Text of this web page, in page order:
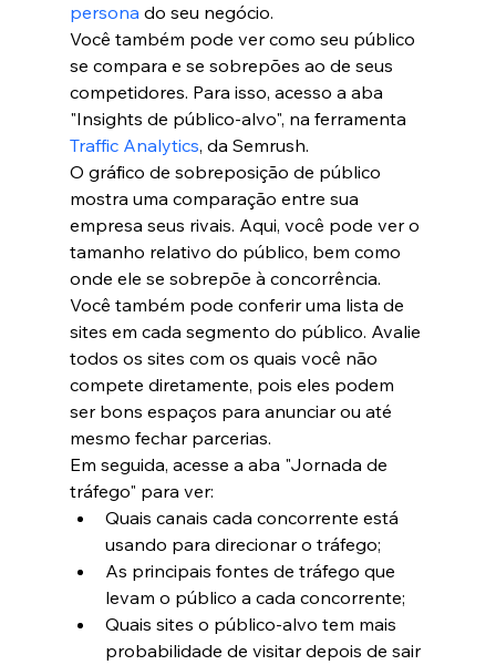
persona do seu negócio.
Você também pode ver como seu público
se compara e se sobrepões ao de seus
competidores. Para isso, acesso a aba
"Insights de público-alvo", na ferramenta
Traffic Analytics, da Semrush.
O gráfico de sobreposição de público
mostra uma comparação entre sua
empresa seus rivais. Aqui, você pode ver o
tamanho relativo do público, bem como
onde ele se sobrepõe à concorrência.
Você também pode conferir uma lista de
sites em cada segmento do público. Avalie
todos os sites com os quais você não
compete diretamente, pois eles podem
ser bons espaços para anunciar ou até
mesmo fechar parcerias.
Em seguida, acesse a aba "Jornada de
tráfego" para ver:
Quais canais cada concorrente está
usando para direcionar o tráfego;
As principais fontes de tráfego que
levam o público a cada concorrente;
Quais sites o público-alvo tem mais
probabilidade de visitar depois de sair